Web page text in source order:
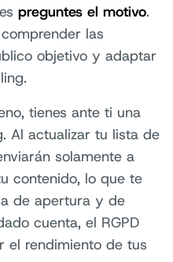
preguntes el motivo.
las
objetivo y adaptar
tienes ante ti una
Al actualizar tu lista de
solamente a
contenido, lo que te
de apertura y de
cuenta, el RGPD
el rendimiento de tus